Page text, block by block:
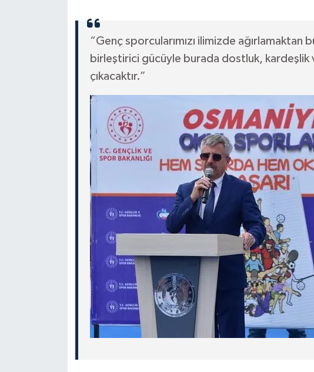
“Genç sporcularımızı ilimizde
birleştirici gücüyle burada dostluk, kardeşlik
çıkacaktır.”